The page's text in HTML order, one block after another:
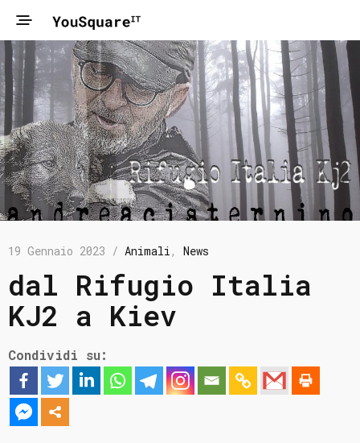
19 Gennaio 2023 / Animali, News
dal Rifugio Italia
KJ2 a Kiev
Condividi su: